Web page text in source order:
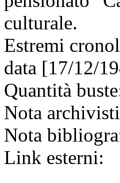
culturale.
Estremi
data [17/12/
Quantità
Nota
Nota
Link esterni: